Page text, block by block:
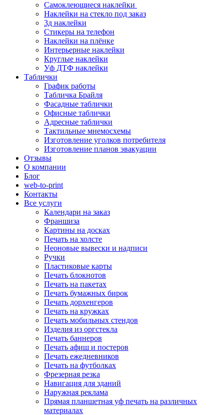
Самоклеющиеся наклейки
Наклейки на стекло под заказ
3д наклейки
Cтикеры на телефон
Наклейки на плёнке
Интерьерные наклейки
Круглые наклейки
Уф ДТФ наклейки
Таблички
График работы
Табличка Брайля
Фасадные таблички
Офисные таблички
Адресные таблички
Тактильные мнемосхемы
Изготовление уголков потребителя
Изготовление планов эвакуации
Отзывы
О компании
Блог
web-to-print
Контакты
Все услуги
Календари на заказ
Франшиза
Картины на досках
Печать на холсте
Неоновые вывески и надписи
Ручки
Пластиковые карты
Печать блокнотов
Печать на пакетах
Печать бумажных бирок
Печать дорхенгеров
Печать на кружках
Печать мобильных стендов
Изделия из оргстекла
Печать баннеров
Печать афиш и постеров
Печать ежедневников
Печать на футболках
Фрезерная резка
Навигация для зданий
Наружная реклама
Прямая планшетная уф печать на различных
материалах